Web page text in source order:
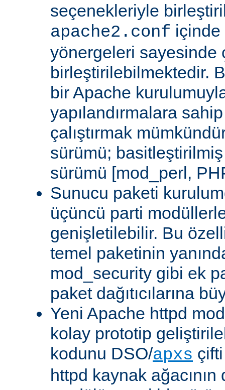
seçenekleriyle
apache2.conf içinde
yönergeleri sayesinde
birleştirilebilmektedir.
bir Apache
yapılandırmalara
çalıştırmak
sürümü;
sürümü [mod_perl,
Sunucu paketi
üçüncü parti
genişletilebilir. Bu
temel paketinin
mod_security gibi ek
paket dağıtıcılarına
Yeni Apache httpd
kolay prototip
kodunu DSO/apxs
httpd kaynak ağacının